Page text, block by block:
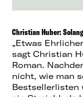
Christian Huber:
„Etwas
sagt Christian
Roman.
nicht, wie man
Bestsellerlisten